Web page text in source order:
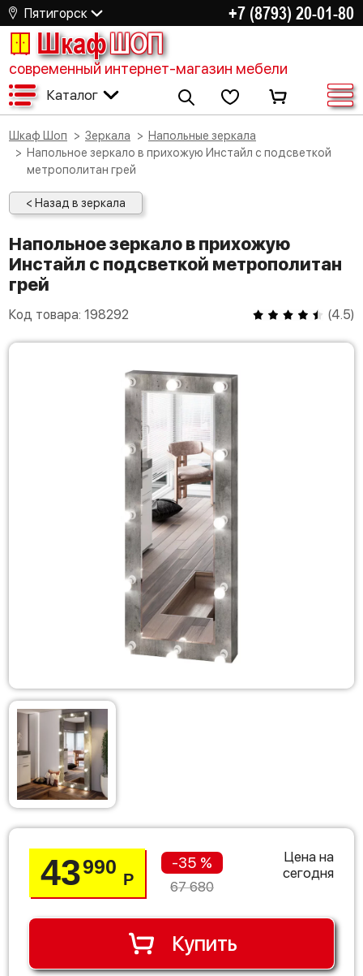
Пятигорск +7 (8793) 20-01-80
ШкафШОП
современный интернет-магазин мебели
Каталог
Шкаф Шоп Зеркала
Напольные зеркала
Напольное зеркало в прихожую Инстайл с подсветкой
метрополитан грей
< Назад в зеркала
Напольное зеркало в прихожую
Инстайл с подсветкой метрополитан
грей
Код товара: 198292 (4.5)
43990
Р
-35 %
67 680
Цена на
сегодня
Купить